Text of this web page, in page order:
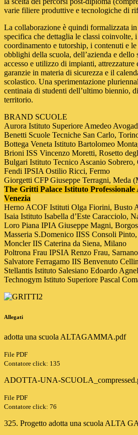
varie filiere produttive e tecnologiche di
La collaborazione è quindi formalizzata
specifica che dettaglia le classi coinvolte,
coordinamento e tutorship, i contenuti e
obblighi della scuola, dell’azienda e
accesso e utilizzo di impianti, attrezzature
garanzie in materia di sicurezza e il
scolastico. Una sperimentazione
centinaia di studenti dell’ultimo biennio,
territorio.
BRAND SCUOLE
Aurora Istituto Superiore Amedeo
Benetti Scuole Tecniche San Carlo,
Bottega Veneta Istituto Bartolomeo
Brioni ISS Vincenzo Moretti, Rosetto
Bulgari Istituto Tecnico Ascanio
Fendi IPSIA Ostilio Ricci, Fermo
Giorgetti CFP Giuseppe Terragni, Meda
The Gritti Palace Istituto
Venezia
Herno ACOF Istituti Olga Fiorini, Busto
Isaia Istituto Isabella d’Este Caracciolo,
Loro Piana IPIA Giuseppe Magni,
Masseria S.Domenico IISS Consoli
Moncler IIS Caterina da Siena, Milano
Poltrona Frau IPSIA Renzo Frau,
Salvatore Ferragamo IIS Benvenuto
Stellantis Istituto Salesiano Edoardo
Technogym Istituto Superiore Pascal
Allegati
adotta una scuola ALTAGAMMA.pdf
File PDF
Contatore click: 135
ADOTTA-UNA-
File PDF
Contatore click: 76
325. Progetto adotta una scuola ALTA